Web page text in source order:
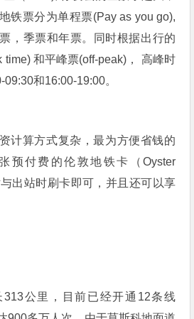
铁票分为单程票(Pay as you go),
，季票和年票。同时根据出行的
time) 和平峰票(off-peak)， 高峰时
和16:00-19:00。
计算方式复杂，最为方便省钱的
预付费的伦敦地铁卡（Oyster
出站时刷卡即可，并且还可以享
公里，目前已经开通12条线